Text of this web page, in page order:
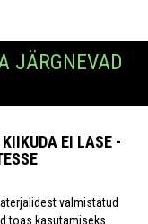
JÄRGNEVAD
EI LASE -
valmistatud
toas kasutamiseks.